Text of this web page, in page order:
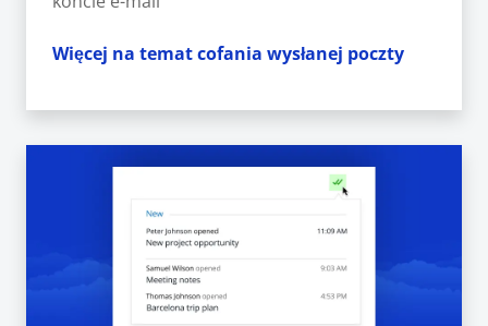
Więcej na temat cofania wysłanej poczty